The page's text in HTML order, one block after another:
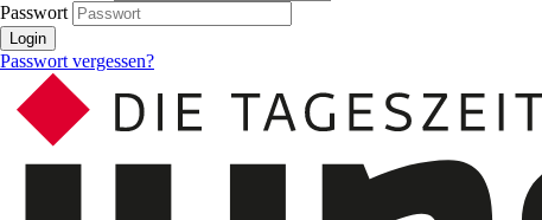
Passwort
Login
Passwort vergessen?